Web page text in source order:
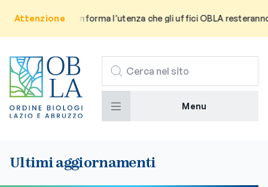
Attenzione
Avviso: Si informa l’utenza che gli uffici OBLA resteranno
CERCA
Menu
Ultimi aggiornamenti